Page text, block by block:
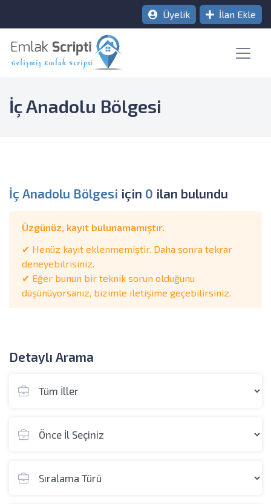
Üyelik İlan Ekle
İç Anadolu Bölgesi
İç Anadolu Bölgesi için 0 ilan bulundu
Üzgünüz, kayıt bulunamamıştır.
✔ Henüz kayıt eklenmemiştir. Daha sonra tekrar
deneyebilrisiniz.
✔ Eğer bunun bir teknik sorun olduğunu
düşünüyorsanız, bizimle iletişime geçebilirsiniz.
Detaylı Arama